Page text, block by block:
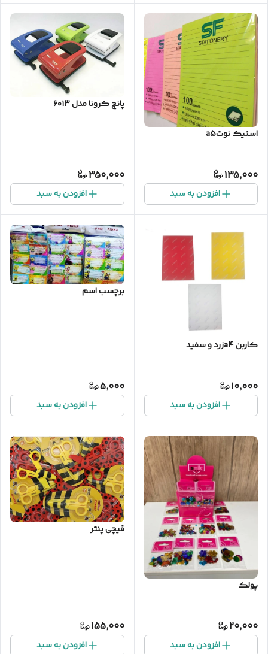
استیک نوتa5
135,000
افزودن به سبد
پانچ کرونا مدل ۶۰۱۳
350,000
افزودن به سبد
کاربن a4زرد و سفید
10,000
افزودن به سبد
برچسب اسم
5,000
افزودن به سبد
پولک
20,000
افزودن به سبد
قیچی پنتر
155,000
افزودن به سبد